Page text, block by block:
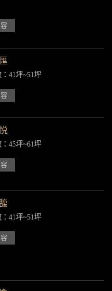
41坪~51坪
45坪~61坪
41坪~51坪